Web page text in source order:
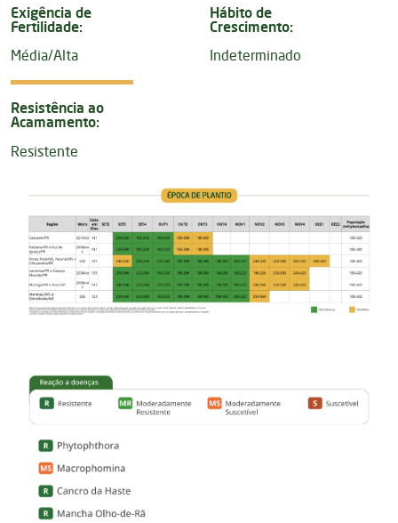
Exigência de
Fertilidade:
Média/Alta
Hábito de
Crescimento:
Indeterminado
Resistência ao
Acamamento:
Resistente